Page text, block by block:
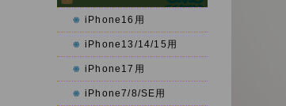
iPhone16用
iPhone13/14/15用
iPhone17用
iPhone7/8/SE用